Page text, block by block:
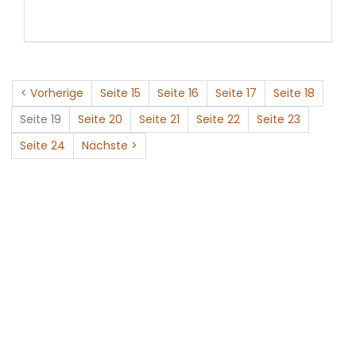
< Vorherige Seite 15 Seite 16 Seite 17
Seite 18
Seite 19
Seite 20 Seite 21 Seite 22
Seite 23
Seite 24
Nächste >